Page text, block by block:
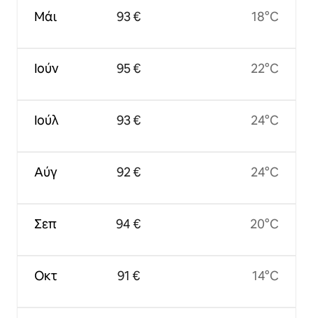
Μάι
Ιούν
Ιούλ
Αύγ
Σεπ
Οκτ
93 €
95 €
93 €
92 €
94 €
91 €
18°C
22°C
24°C
24°C
20°C
14°C